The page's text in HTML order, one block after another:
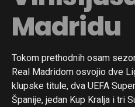
Madridu
Tokom prethodnih osam
Real Madridom osvojio dve
klupske titule, dva UEFA
Španije, jedan Kup Kralja i tri